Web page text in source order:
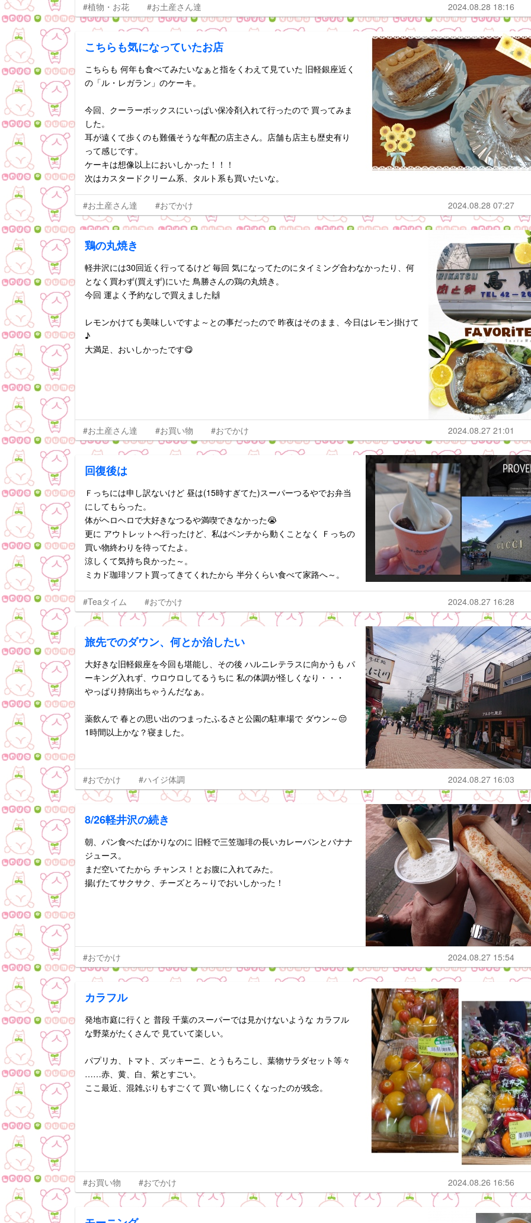
#植物・お花 #お土産さん達 2024.08.28 18:16
こちらも気になっていたお店
こちらも 何年も食べてみたいなぁと指をくわえて見ていた 旧軽銀座近く
の「ル・レガラン」のケーキ。
今回、クーラーボックスにいっぱい保冷剤入れて行ったので 買ってみま
した。
耳が遠くて歩くのも難儀そうな年配の店主さん。店舗も店主も歴史有り
って感じです。
ケーキは想像以上においしかった！！！
次はカスタードクリーム系、タルト系も買いたいな。
#お土産さん達 #おでかけ 2024.08.28 07:27
鶏の丸焼き
軽井沢には30回近く行ってるけど 毎回 気になってたのにタイミング合わなかったり、何
となく買わず(買えず)にいた 鳥勝さんの鶏の丸焼き。
今回 運よく予約なしで買えました🙌
レモンかけても美味しいですよ～との事だったので 昨夜はそのまま、今日はレモン掛けて
♪
大満足、おいしかったです😋
#お土産さん達 #お買い物 #おでかけ 2024.08.27 21:01
回復後は
Ｆっちには申し訳ないけど 昼は(15時すぎてた)スーパーつるやでお弁当
にしてもらった。
体がヘロヘロで大好きなつるや満喫できなかった😭
更に アウトレットへ行ったけど、私はベンチから動くことなく Ｆっちの
買い物終わりを待ってたよ。
涼しくて気持ち良かった～。
ミカド珈琲ソフト買ってきてくれたから 半分くらい食べて家路へ～。
#Teaタイム #おでかけ 2024.08.27 16:28
旅先でのダウン、何とか治したい
大好きな旧軽銀座を今回も堪能し、その後 ハルニレテラスに向かうも パ
ーキング入れず、ウロウロしてるうちに 私の体調が怪しくなり・・・
やっぱり持病出ちゃうんだなぁ。
薬飲んで 春との思い出のつまったふるさと公園の駐車場で ダウン～😔
1時間以上かな？寝ました。
#おでかけ #ハイジ体調 2024.08.27 16:03
8/26軽井沢の続き
朝、パン食べたばかりなのに 旧軽で三笠珈琲の長いカレーパンとバナナ
ジュース。
まだ空いてたから チャンス！とお腹に入れてみた。
揚げたてサクサク、チーズとろ～りでおいしかった！
#おでかけ 2024.08.27 15:54
カラフル
発地市庭に行くと 普段 千葉のスーパーでは見かけないような カラフル
な野菜がたくさんで 見ていて楽しい。
パプリカ、トマト、ズッキーニ、とうもろこし、葉物サラダセット等々
……赤、黄、白、紫とすごい。
ここ最近、混雑ぶりもすごくて 買い物しにくくなったのが残念。
#お買い物 #おでかけ 2024.08.26 16:56